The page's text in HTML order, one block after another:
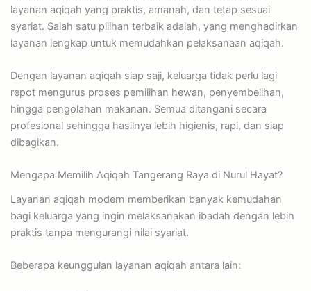
layanan aqiqah yang praktis, amanah, dan tetap sesuai
syariat. Salah satu pilihan terbaik adalah, yang menghadirkan
layanan lengkap untuk memudahkan pelaksanaan aqiqah.
Dengan layanan aqiqah siap saji, keluarga tidak perlu lagi
repot mengurus proses pemilihan hewan, penyembelihan,
hingga pengolahan makanan. Semua ditangani secara
profesional sehingga hasilnya lebih higienis, rapi, dan siap
dibagikan.
Mengapa Memilih Aqiqah Tangerang Raya di Nurul Hayat?
Layanan aqiqah modern memberikan banyak kemudahan
bagi keluarga yang ingin melaksanakan ibadah dengan lebih
praktis tanpa mengurangi nilai syariat.
Beberapa keunggulan layanan aqiqah antara lain: